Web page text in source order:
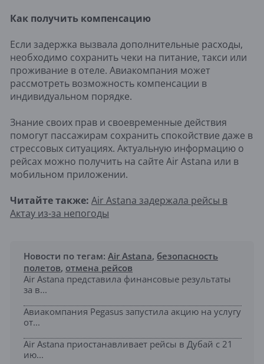
Как получить компенсацию
Если задержка вызвала дополнительные расходы,
необходимо сохранить чеки на питание, такси или
проживание в отеле. Авиакомпания может
рассмотреть возможность компенсации в
индивидуальном порядке.
Знание своих прав и своевременные действия
помогут пассажирам сохранить спокойствие даже в
стрессовых ситуациях. Актуальную информацию о
рейсах можно получить на сайте Air Astana или в
мобильном приложении.
Читайте также: Air Astana задержала рейсы в
Актау из-за непогоды
Новости по тегам: Air Astana, безопасность
полетов, отмена рейсов
Air Astana представила финансовые результаты
за в...
Авиакомпания Pegasus запустила акцию на услугу
от...
Air Astana приостанавливает рейсы в Дубай с 21
ию...